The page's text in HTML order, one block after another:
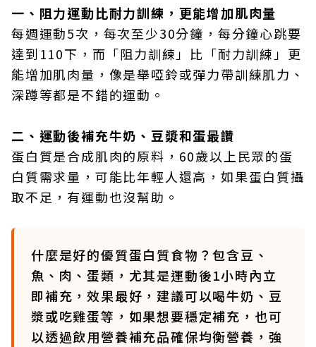
一、阻力運動比耐力訓練，更能增加肌肉量
每週運動5次，每次至少30分鐘，每分鐘心跳要
達到110下，而「阻力訓練」比「耐力訓練」更
能增加肌肉量，像是舉啞鈴或彈力帶訓練肌力、
深蹲等都是不錯的運動。
二、運動後補充牛奶、豆漿和蛋最讚
蛋白質是合成肌肉的原料，60歲以上民眾的蛋
白質需求量，可能比年輕人還高，如果蛋白質攝
取不足，有運動也沒幫助。
什麼是好的優質蛋白質食物？包含豆、
魚、肉、蛋類，尤其是運動後1小時內立
即補充，效果最好，建議可以喝牛奶、豆
漿或吃雞蛋等，如果想要穩定補充，也可
以透過飲用營養補充品確保均衡營養，強